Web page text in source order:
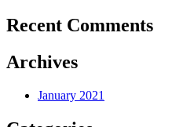
Recent Comments
Archives
January 2021